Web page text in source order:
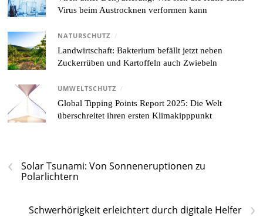
Virus beim Austrocknen verformen kann
NATURSCHUTZ /
Landwirtschaft: Bakterium befällt jetzt neben
Zuckerrüben und Kartoffeln auch Zwiebeln
UMWELTSCHUTZ /
Global Tipping Points Report 2025: Die Welt
überschreitet ihren ersten Klimakipppunkt
‹
Solar Tsunami: Von Sonneneruptionen zu
Polarlichtern
›
Schwerhörigkeit erleichtert durch digitale Helfer